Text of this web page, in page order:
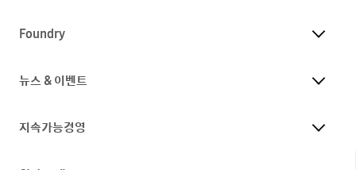
Foundry
뉴스 & 이벤트
지속가능경영